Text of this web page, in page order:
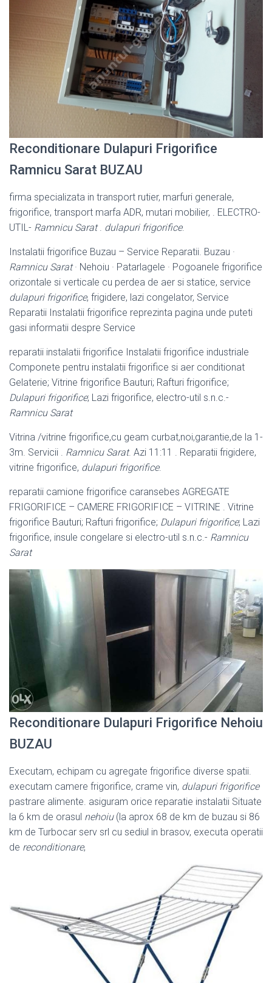
Reconditionare Dulapuri Frigorifice
Ramnicu Sarat BUZAU
firma specializata in transport rutier, marfuri generale,
frigorifice, transport marfa ADR, mutari mobilier, . ELECTRO-
UTIL- Ramnicu Sarat. dulapuri frigorifice.
Instalatii frigorifice Buzau – Service Reparatii. Buzau ·
Ramnicu Sarat· Nehoiu · Patarlagele · Pogoanele frigorifice
orizontale si verticale cu perdea de aer si statice, service
dulapuri frigorifice, frigidere, lazi congelator, Service
Reparatii Instalatii frigorifice reprezinta pagina unde puteti
gasi informatii despre Service
reparatii instalatii frigorifice Instalatii frigorifice industriale
Componete pentru instalatii frigorifice si aer conditionat
Gelaterie; Vitrine frigorifice Bauturi; Rafturi frigorifice;
Dulapuri frigorifice; Lazi frigorifice, electro-util s.n.c.-
Ramnicu Sarat
Vitrina /vitrine frigorifice,cu geam curbat,noi,garantie,de la 1-
3m. Servicii . Ramnicu Sarat. Azi 11:11 . Reparatii frigidere,
vitrine frigorifice, dulapuri frigorifice.
reparatii camione frigorifice caransebes AGREGATE
FRIGORIFICE – CAMERE FRIGORIFICE – VITRINE . Vitrine
frigorifice Bauturi; Rafturi frigorifice; Dulapuri frigorifice; Lazi
frigorifice, insule congelare si electro-util s.n.c.- Ramnicu
Sarat
Reconditionare Dulapuri Frigorifice Nehoiu
BUZAU
Executam, echipam cu agregate frigorifice diverse spatii.
executam camere frigorifice, crame vin, dulapuri frigorifice
pastrare alimente. asiguram orice reparatie instalatii Situate
la 6 km de orasul nehoiu(la aprox 68 de km de buzau si 86
km de Turbocar serv srl cu sediul in brasov, executa operatii
de reconditionare,